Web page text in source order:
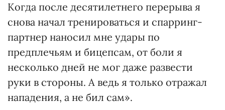
Когда после десятилетнего перерыва я
снова начал тренироваться и спарринг-
партнер наносил мне удары по
предплечьям и бицепсам, от боли я
несколько дней не мог даже развести
руки в стороны. А ведь я только отражал
нападения, а не бил сам».